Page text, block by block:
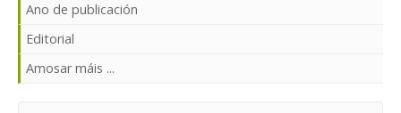
Ano de publicación
Editorial
Amosar máis ...